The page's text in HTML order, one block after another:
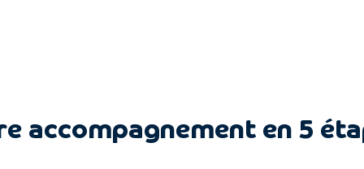
accompagnement en 5